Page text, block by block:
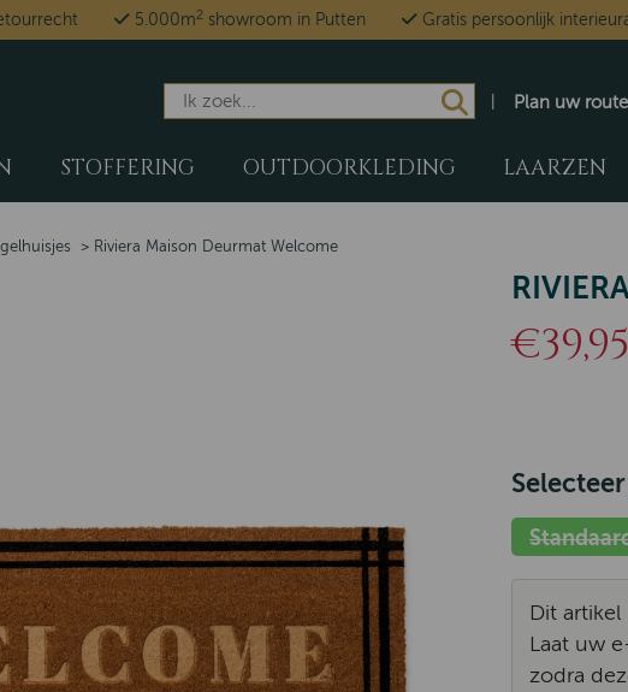
5.000m2 showroom in Putten Gratis persoonlijk
Plan uw route
STOFFERING OUTDOORKLEDING LAARZEN
> Riviera Maison Deurmat Welcome
Dit
Laat uw
zodra